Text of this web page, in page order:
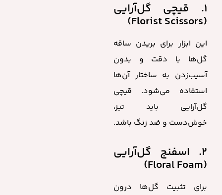
۱. قیچی گل‌آرایی
(Florist Scissors)
این ابزار برای بریدن ساقه
گل‌ها با دقت و بدون
آسیب‌زدن به ساختار آن‌ها
استفاده می‌شود. قیچی
گل‌آرایی باید تیز،
خوش‌دست و ضد زنگ باشد.
۲. اسفنج گل‌آرایی
(Floral Foam)
برای تثبیت گل‌ها درون